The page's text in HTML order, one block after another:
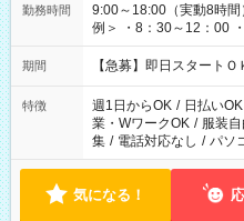
勤務時間
9:00～18:00（実動8時間） 希望の時間帯を選べます！ ＜シ
例＞ ・8：30～12：00
・13：00～22：00 ・22
期間 【急募】即日スタート
特徴 週1日からOK / 日払いOK
業・WワークOK / 服装自
集 / 電話対応なし / パソ
気になる！